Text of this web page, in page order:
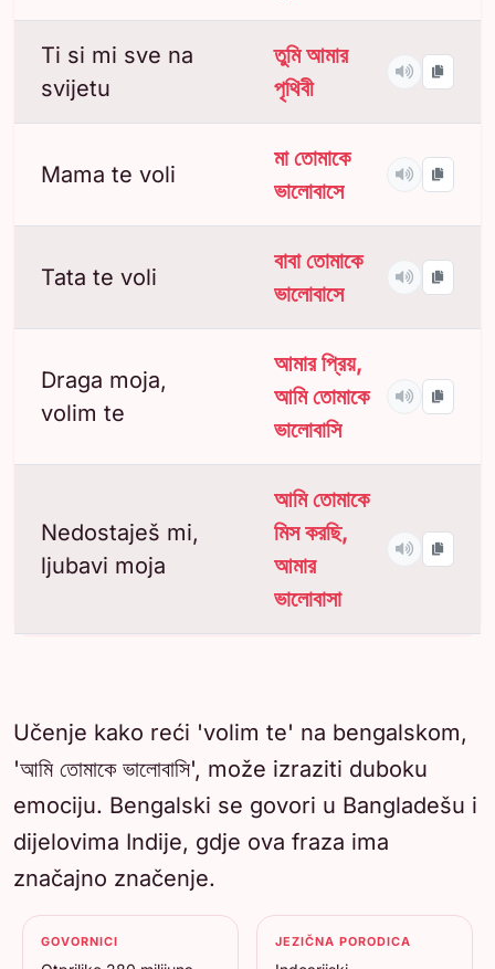
Ti si mi sve na
svijetu
তুমি আমার
পৃথিবী
Mama te voli
মা তোমাকে
ভালোবাসে
Tata te voli
বাবা তোমাকে
ভালোবাসে
Draga moja,
volim te
আমার প্রিয়,
আমি তোমাকে
ভালোবাসি
Nedostaješ mi,
ljubavi moja
আমি তোমাকে
মিস করছি,
আমার
ভালোবাসা
Učenje kako reći 'volim te' na bengalskom,
'আমি তোমাকে ভালোবাসি', može izraziti duboku
emociju. Bengalski se govori u Bangladešu i
dijelovima Indije, gdje ova fraza ima
značajno značenje.
GOVORNICI JEZIČNA PORODICA